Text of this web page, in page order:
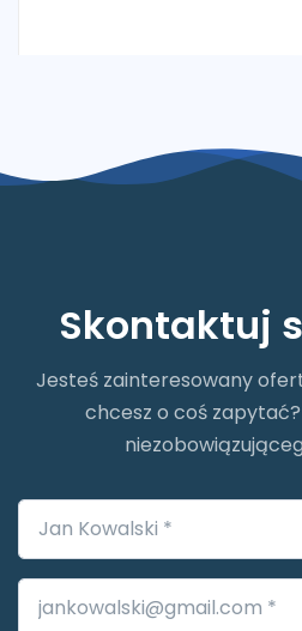
Skontaktuj
Jesteś zainteresowany
chcesz o coś